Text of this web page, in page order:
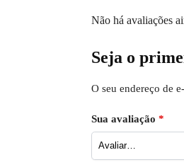
Não há avaliações
Seja o
O seu endereço de
Sua avaliação *